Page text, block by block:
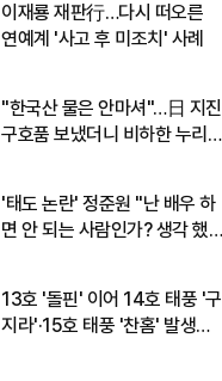
이재룡 재판行…다시 떠오른
연예계 '사고 후 미조치' 사례
"한국산 물은 안마셔"…日 지진
구호품 보냈더니 비하한 누리
'태도 논란' 정준원 "난 배우 하
면 안 되는 사람인가? 생각 했
13호 '돌핀' 이어 14호 태풍 '구
지라'·15호 태풍 '찬홈' 발생…